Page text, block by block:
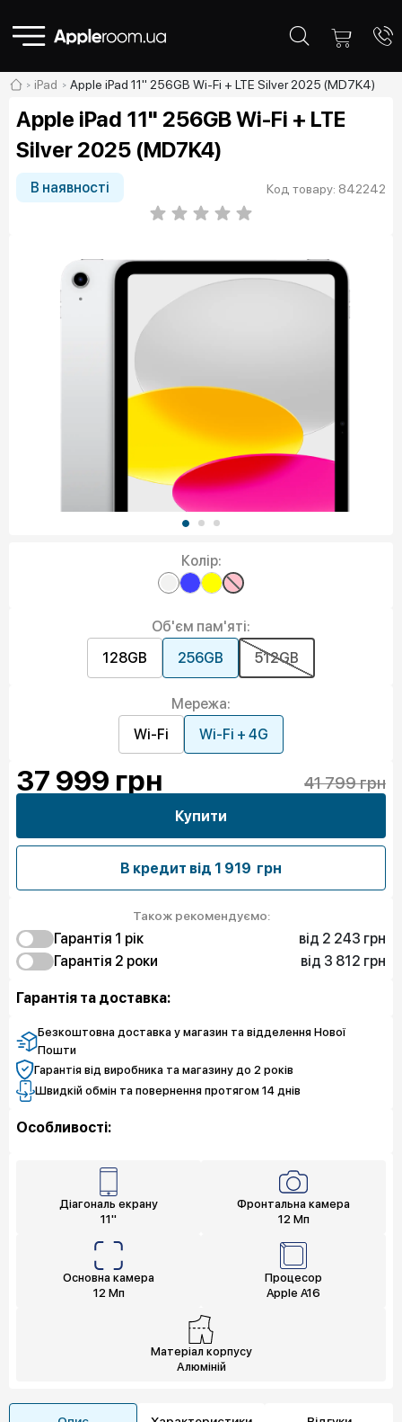
iPad Apple iPad 11" 256GB Wi-Fi + LTE Silver 2025 (MD7K4)
Apple iPad 11" 256GB Wi-Fi + LTE
Silver 2025 (MD7K4)
В наявності Код товару: 842242
Колір:
Об'єм пам'яті:
128GB
256GB 512GB
Мережа:
Wi-Fi
Wi-Fi + 4G
37 999 грн 41 799 грн
Купити
В кредит від 1 919 грн
Також рекомендуємо:
Гарантія 1 рiк
від 2 243 грн
Захист від браку
2 243 грн
Гарантія 2 роки
від 3 812 грн
Захист екрана
Гарантія та доставка:
Безкоштовна доставка у магазин та відделення Нової
Пошти
Гарантія від виробника та магазину до 2 років
Швидкій обмін та повернення протягом 14 днів
Особливості:
Діагональ екрану
11"
Фронтальна камера
12 Мп
Основна камера
12 Мп
Процесор
Apple A16
Матеріал корпусу
Алюміній